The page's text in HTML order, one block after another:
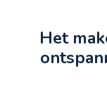
Het